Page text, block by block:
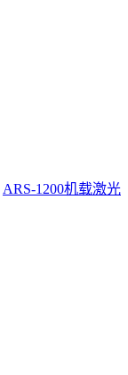
ARS-1200机载激光